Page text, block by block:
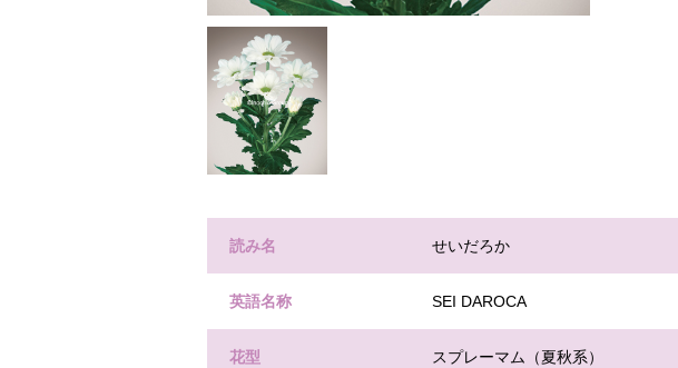
読み名 せいだろか
英語名称 SEI DAROCA
花型 スプレーマム（夏秋系）